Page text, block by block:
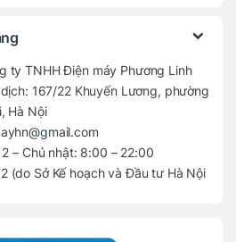
ty TNHH Điện máy Phương Linh
167/22 Khuyến Lương, phường
Hà Nội
– Chủ nhật: 8:00 – 22:00
(do Sở Kế hoạch và Đầu tư Hà Nội